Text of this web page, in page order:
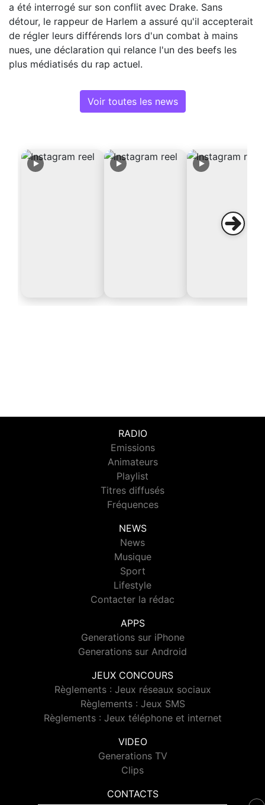
a été interrogé sur son conflit avec Drake. Sans
détour, le rappeur de Harlem a assuré qu'il accepterait
de régler leurs différends lors d'un combat à mains
nues, une déclaration qui relance l'un des beefs les
plus médiatisés du rap actuel.
Voir toutes les news
RADIO
Emissions
Animateurs
Playlist
Titres diffusés
Fréquences
NEWS
News
Musique
Sport
Lifestyle
Contacter la rédac
APPS
Generations sur iPhone
Generations sur Android
JEUX CONCOURS
Règlements : Jeux réseaux sociaux
Règlements : Jeux SMS
Règlements : Jeux téléphone et internet
VIDEO
Generations TV
Clips
CONTACTS